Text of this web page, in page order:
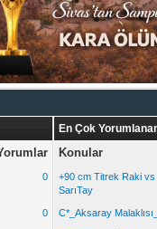
0
0
En Çok
Konular
+90 cm Titrek Raki vs
SarıTay
C*_Aksaray